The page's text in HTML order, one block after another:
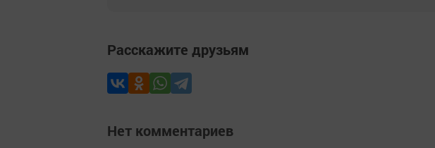
Расскажите друзьям
Нет комментариев